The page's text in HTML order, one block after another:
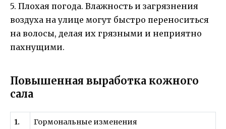
5. Плохая погода. Влажность и загрязнения
воздуха на улице могут быстро переноситься
на волосы, делая их грязными и неприятно
пахнущими.
Повышенная выработка кожного
сала
1. Гормональные изменения